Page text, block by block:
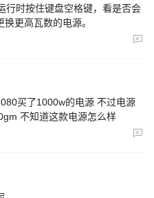
行时按住键盘空格键，看是否会
更高瓦数的电源。
买了1000w的电源 不过电源
不知道这款电源怎么样